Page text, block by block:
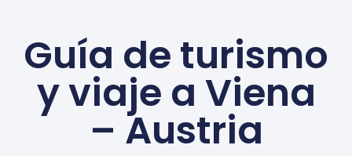
Guía de turismo
y viaje a Viena
– Austria